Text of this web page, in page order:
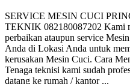
SERVICE MESIN CUCI
TEKNIK 082180087202 Kami
perbaikan ataupun service
Anda di Lokasi Anda untuk
kerusakan Mesin Cuci. Cara
Tenaga teknisi kami sudah
datang ke rumah / kantor ...